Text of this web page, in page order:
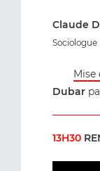
Claude
Sociologue
Mise
Dubar
13H30